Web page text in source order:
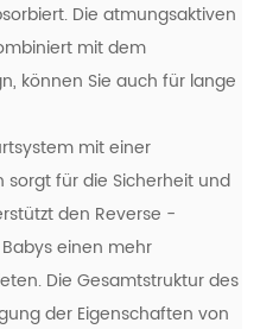
Die atmungsaktiven
mit dem
können Sie auch für lange
mit einer
sorgt für die Sicherheit und
den Reverse -
einen mehr
Die Gesamtstruktur des
der Eigenschaften von